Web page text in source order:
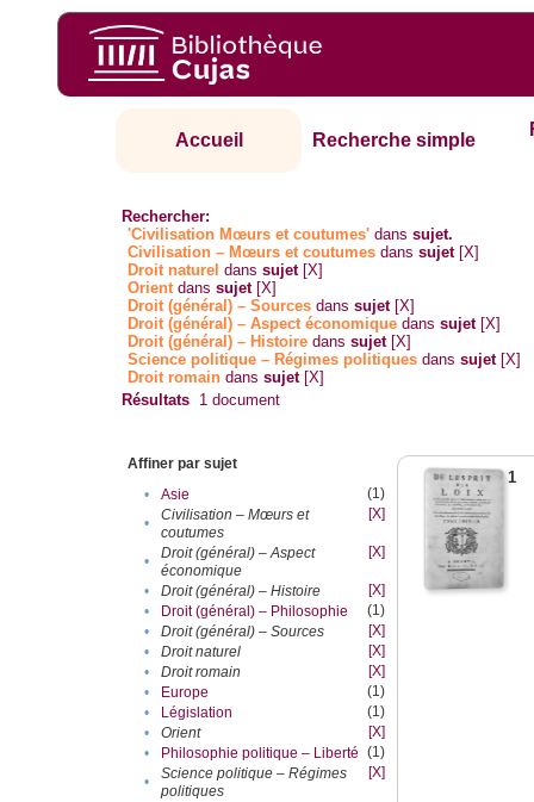
Accueil Recherche simple
Rechercher:
'Civilisation Mœurs et coutumes' danssujet.
Civilisation – Mœurs et coutumes danssujet [X]
Droit naturel danssujet [X]
Orientdanssujet [X]
Droit (général) – Sources danssujet [X]
Droit (général) – Aspect économique danssujet [X]
Droit (général) – Histoire danssujet [X]
Science politique – Régimes politiques danssujet [X]
Droit romain danssujet [X]
Résultats 1 document
Affiner par sujet
•
Asie
(1)
•
Civilisation – Mœurs et
coutumes
[X]
•
Droit (général) – Aspect
économique
[X]
• Droit (général) – Histoire
[X]
•
Droit (général) – Philosophie
(1)
•
Droit (général) – Sources
[X]
•
Droit naturel
[X]
•
Droit romain
[X]
•
Europe
(1)
•
Législation
(1)
•
Orient
[X]
•
Philosophie politique – Liberté (1)
•
Science politique – Régimes
politiques
[X]
1